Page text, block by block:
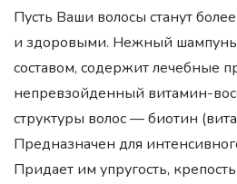
Пусть Ваши волосы станут
и здоровыми. Нежный
составом, содержит лечебные
непревзойденный витамин-
структуры волос — биотин
Предназначен для
Придает им упругость,